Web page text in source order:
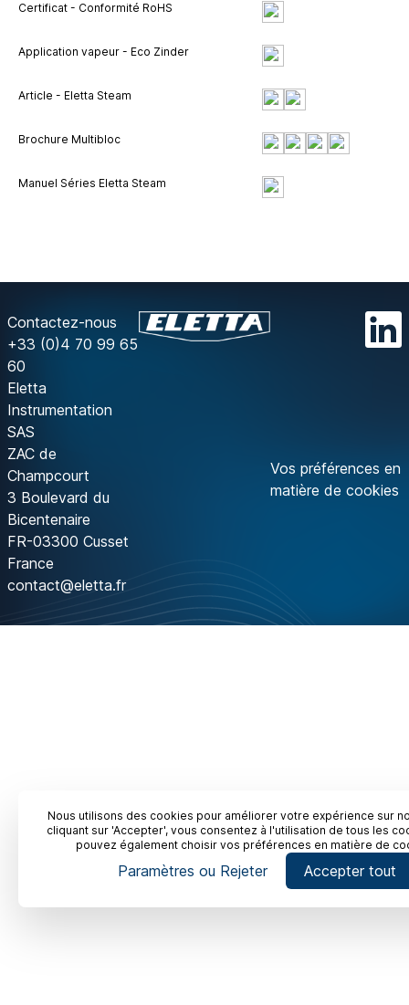
Certificat - Conformité RoHS
Application vapeur - Eco Zinder
Article - Eletta Steam
Brochure Multibloc
Manuel Séries Eletta Steam
Nous utilisons des cookies pour améliorer votre expérience sur
cliquant sur 'Accepter', vous consentez à l'utilisation de tous les
pouvez également choisir vos préférences en matière de
Paramètres ou Rejeter Accepter tout
Contactez-nous
+33 (0)4 70 99 65
60
Eletta
Instrumentation
SAS
ZAC de
Champcourt
3 Boulevard du
Bicentenaire
FR-03300 Cusset
France
contact@eletta.fr
Vos préférences en
matière de cookies